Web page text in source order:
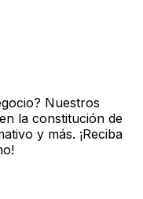
Nuestros
la constitución de
y más. ¡Reciba